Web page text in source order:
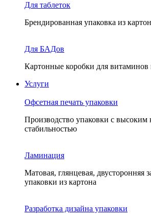
Для таблеток
Брендированная упаковка из
Для БАДов
Картонные коробки для витаминов
Услуги
Офсетная печать упаковки
Производство упаковки с высоким
стабильностью
Ламинация
Матовая, глянцевая, двусторонняя
упаковки из картона
Разработка дизайна упаковки